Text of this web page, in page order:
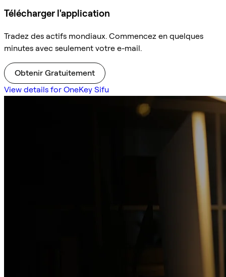
Télécharger l'application
Tradez des actifs mondiaux. Commencez en quelques
minutes avec seulement votre e-mail.
Obtenir Gratuitement
View details for OneKey Sifu